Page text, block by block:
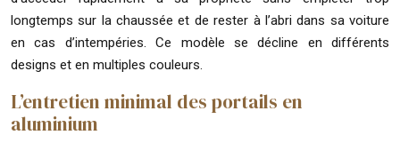
longtemps sur la chaussée et de rester à l’abri dans sa voiture
en cas d’intempéries. Ce modèle se décline en différents
designs et en multiples couleurs.
L’entretien minimal des portails en
aluminium